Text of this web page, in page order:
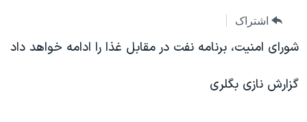
اصلی
جهش
جستجوویژه برنامه‌ها
صفحه‌های ویژه
۲۵۰سالگی آمریکا
یادگیری زبان انگلیسی
اشتراک
شورای امنيت، برنامه نفت در مقابل غذا را ادامه خواهد داد
گزارش نازی بگلری